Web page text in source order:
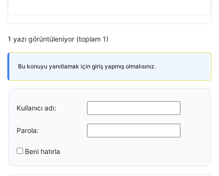
1 yazı görüntüleniyor (toplam 1)
Bu konuyu yanıtlamak için giriş yapmış olmalısınız.
Kullanıcı adı:
Parola:
Beni hatırla